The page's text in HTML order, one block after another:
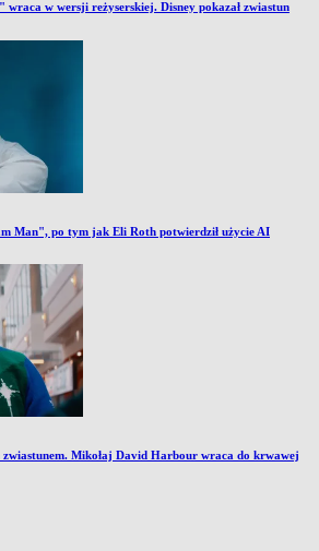
w wersji reżyserskiej. Disney pokazał zwiastun
Man", po tym jak Eli Roth potwierdził użycie AI
Mikołaj David Harbour wraca do krwawej